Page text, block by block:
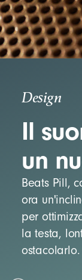
Design
Il
un
Beats Pill,
ora
per
la testa,
ostacolarlo.